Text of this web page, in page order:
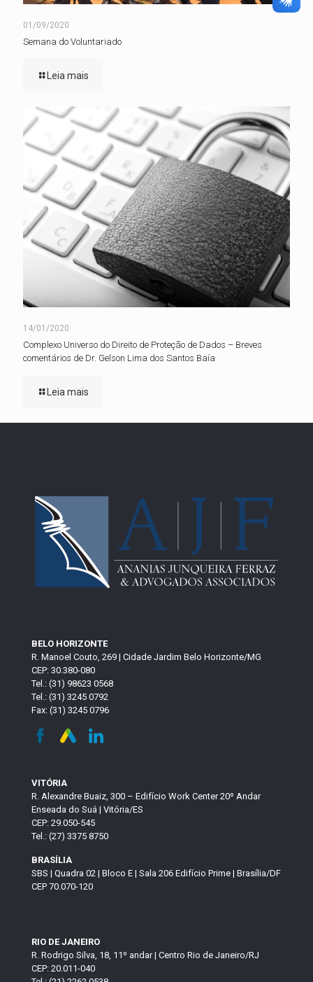
01/09/2020
Semana do Voluntariado
Leia mais
14/01/2020
Complexo Universo do Direito de Proteção de Dados – Breves
comentários de Dr. Gelson Lima dos Santos Baía
Leia mais
BELO HORIZONTE
R. Manoel Couto, 269 | Cidade Jardim Belo Horizonte/MG
CEP: 30.380-080
Tel.: (31) 98623 0568
Tel.: (31) 3245 0792
Fax: (31) 3245 0796
VITÓRIA
R. Alexandre Buaiz, 300 – Edifício Work Center 20º Andar
Enseada do Suá | Vitória/ES
CEP: 29.050-545
Tel.: (27) 3375 8750
BRASÍLIA
SBS | Quadra 02 | Bloco E | Sala 206 Edifício Prime | Brasília/DF
CEP 70.070-120
RIO DE JANEIRO
R. Rodrigo Silva, 18, 11º andar | Centro Rio de Janeiro/RJ
CEP: 20.011-040